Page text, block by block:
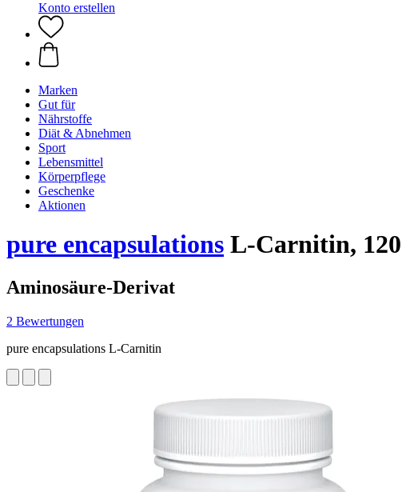
Konto erstellen
Marken
Gut für
Nährstoffe
Diät & Abnehmen
Sport
Lebensmittel
Körperpflege
Geschenke
Aktionen
pure encapsulations L-Carnitin, 120
Aminosäure-Derivat
2 Bewertungen
pure encapsulations L-Carnitin